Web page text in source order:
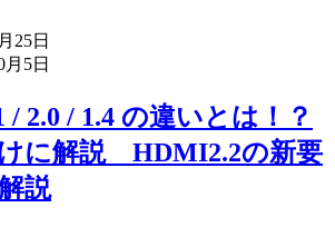
25日
月5日
2.0 / 1.4 の違いとは！？
に解説 HDMI2.2の新要
説